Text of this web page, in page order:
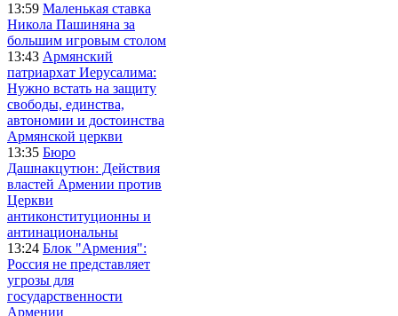
13:59 Маленькая ставка
Никола Пашиняна за
большим игровым столом
13:43 Армянский
патриархат Иерусалима:
Нужно встать на защиту
свободы, единства,
автономии и достоинства
Армянской церкви
13:35 Бюро
Дашнакцутюн: Действия
властей Армении против
Церкви
антиконституционны и
антинациональны
13:24 Блок "Армения":
Россия не представляет
угрозы для
государственности
Армении